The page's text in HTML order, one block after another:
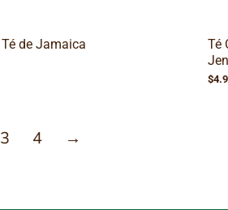
Té de Jamaica
Té
$
3 4 →